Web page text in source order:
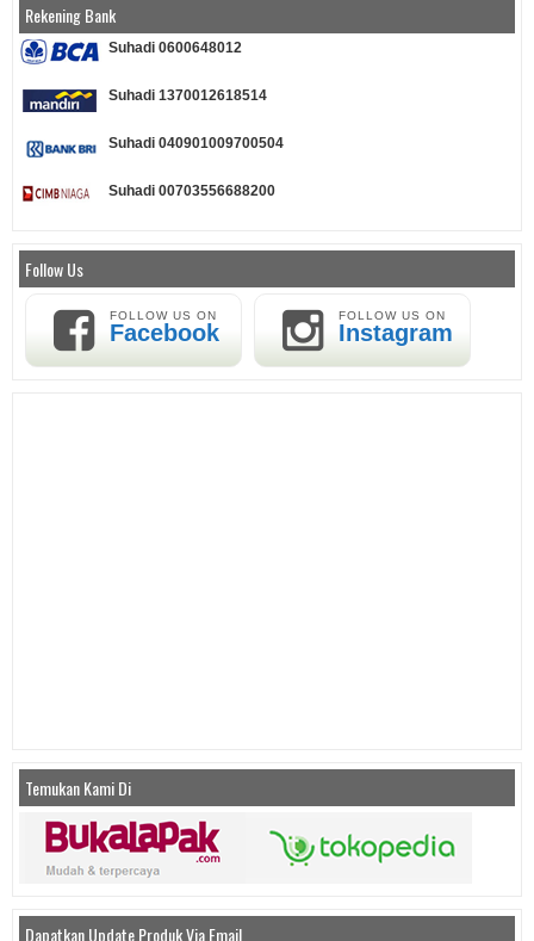
Rekening Bank
Suhadi 0600648012
Suhadi 1370012618514
Suhadi 040901009700504
Suhadi 00703556688200
Follow Us
FOLLOW US ON
Facebook
FOLLOW US ON
Instagram
Temukan Kami Di
Dapatkan Update Produk Via Email